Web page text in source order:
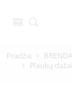
Pradžia
Plaukų